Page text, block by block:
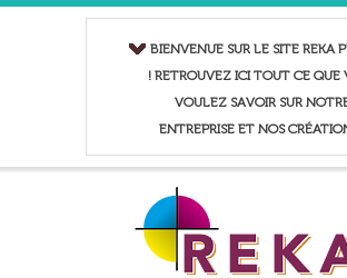
BIENVENUE SUR LE SITE REKA
! RETROUVEZ ICI TOUT CE QUE
VOULEZ SAVOIR SUR
ENTREPRISE ET NOS